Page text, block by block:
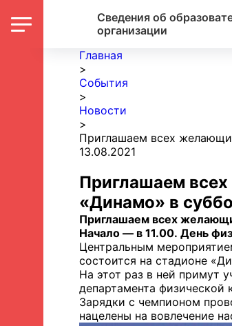
Сведения об
организации
Главная
>
События
>
Новости
>
Приглашаем всех
13.08.2021
Приглашаем
«Динамо» в
Приглашаем всех
Начало — в 11.00. День
Центральным
состоится на стадионе
На этот раз в ней примут
департамента физической
Зарядки с чемпионом
нацелены на вовлечение